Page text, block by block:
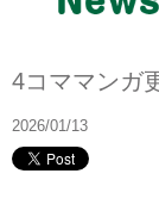
4コママンガ
2026/01/13